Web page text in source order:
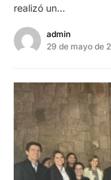
realizó un…
admin
29 de mayo de